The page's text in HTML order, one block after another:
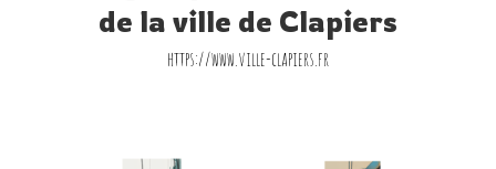
de la ville de Clapiers
https://www.ville-clapiers.fr